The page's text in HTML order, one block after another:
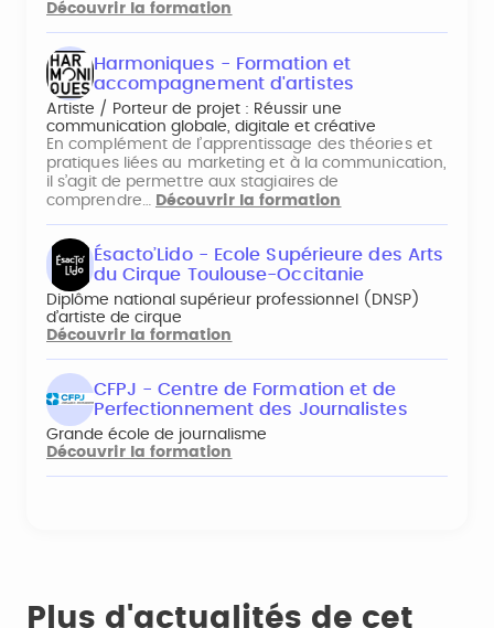
Découvrir la formation
Harmoniques - Formation et
accompagnement d'artistes
Artiste / Porteur de projet : Réussir une
communication globale, digitale et créative
En complément de l’apprentissage des théories et
pratiques liées au marketing et à la communication,
il s’agit de permettre aux stagiaires de
comprendre…
Découvrir la formation
Ésacto’Lido - Ecole Supérieure des Arts
du Cirque Toulouse-Occitanie
Diplôme national supérieur professionnel (DNSP)
d’artiste de cirque
Découvrir la formation
CFPJ - Centre de Formation et de
Perfectionnement des Journalistes
Grande école de journalisme
Découvrir la formation
Plus d'actualités de cet